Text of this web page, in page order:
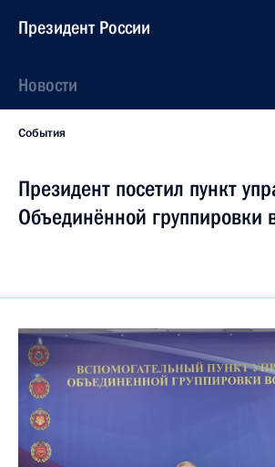
Президент России
Новости
События
Президент посетил пункт
Объединённой группировки